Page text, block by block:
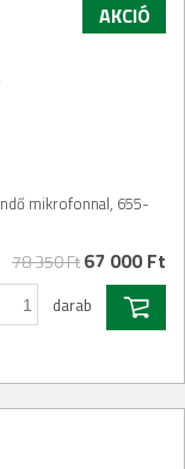
AKCIÓ
mikrofonnal, 655-
78 350 Ft67 000 Ft
darab